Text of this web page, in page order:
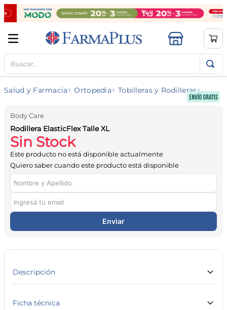
Buscar...
Salud y Farmacia Ortopedia Tobilleras y Rodilleras
Body Care
Rodillera ElasticFlex Talle XL
Sin Stock
Este producto no está disponible actualmente
Quiero saber cuando este producto está disponible
Enviar
Descripción
Ficha técnica
TÉRMINOS MÁS BUSCADOS
1.
mela b3
2.
cerave limpieza
3.
creatina
4.
loreal
5.
shampoo
6.
proteina
.
ibuprofeno
.
contorno ojos